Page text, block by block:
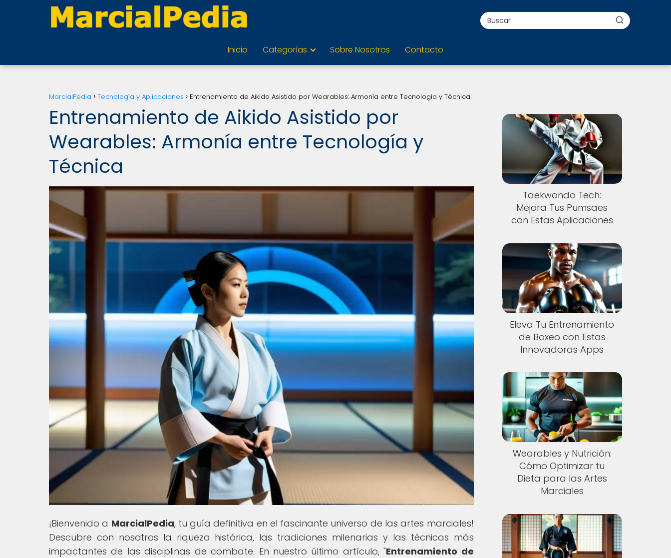
Inicio Categorías Sobre Nosotros Contacto
MarcialPedia Tecnología y Aplicaciones Entrenamiento de Aikido Asistido por Wearables: Armonía entre Tecnología y Técnica
Entrenamiento de Aikido Asistido por
Wearables: Armonía entre Tecnología y
Técnica
¡Bienvenido a MarcialPedia, tu guía definitiva en el fascinante universo de las artes marciales!
Descubre con nosotros la riqueza histórica, las tradiciones milenarias y las técnicas más
impactantes de las disciplinas de combate. En nuestro último artículo, "Entrenamiento de
Taekwondo Tech:
Mejora Tus Pumsaes
con Estas Aplicaciones
Eleva Tu Entrenamiento
de Boxeo con Estas
Innovadoras Apps
Wearables y Nutrición:
Cómo Optimizar tu
Dieta para las Artes
Marciales